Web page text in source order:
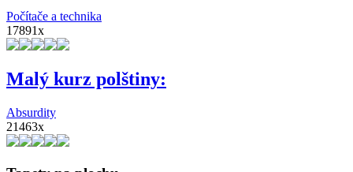
Počítače a technika
17891x
Malý kurz polštiny:
Absurdity
21463x